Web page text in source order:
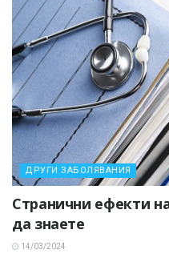
ДРУГИ ЗАБОЛЯВАНИЯ
Странични ефекти
да знаете
14/03/2024